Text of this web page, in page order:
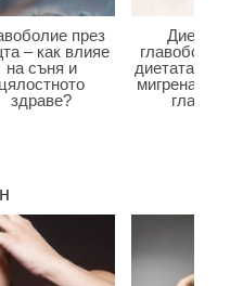
през
– как влияе
на съня и
цялостното
здраве?
Диета при
главоболие –
диетата
мигрена и
главата?